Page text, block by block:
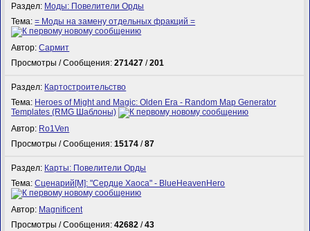
Раздел: Моды: Повелители Орды
Тема:= Моды на замену отдельных фракций =
Автор:Сармит
Просмотры / Сообщения:271427 /201
Раздел: Картостроительство
Тема: Heroes of Might and Magic: Olden Era - Random Map Generator
Templates (RMG Шаблоны)
Автор: Ro1Ven
Просмотры / Сообщения:15174 /87
Раздел: Карты: Повелители Орды
Тема:Сценарий[M]: "Сердце Хаоса" - BlueHeavenHero
Автор: Magnificent
Просмотры / Сообщения:42682 /43